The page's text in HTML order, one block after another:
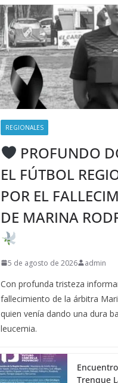
REGIONALES
PROFUNDO
EL FÚTBOL
POR EL
DE MARINA
5 de agosto de 2026 admin
Con profunda tristeza
fallecimiento de la árbitra
quien venía dando una dura
leucemia.
Trenque